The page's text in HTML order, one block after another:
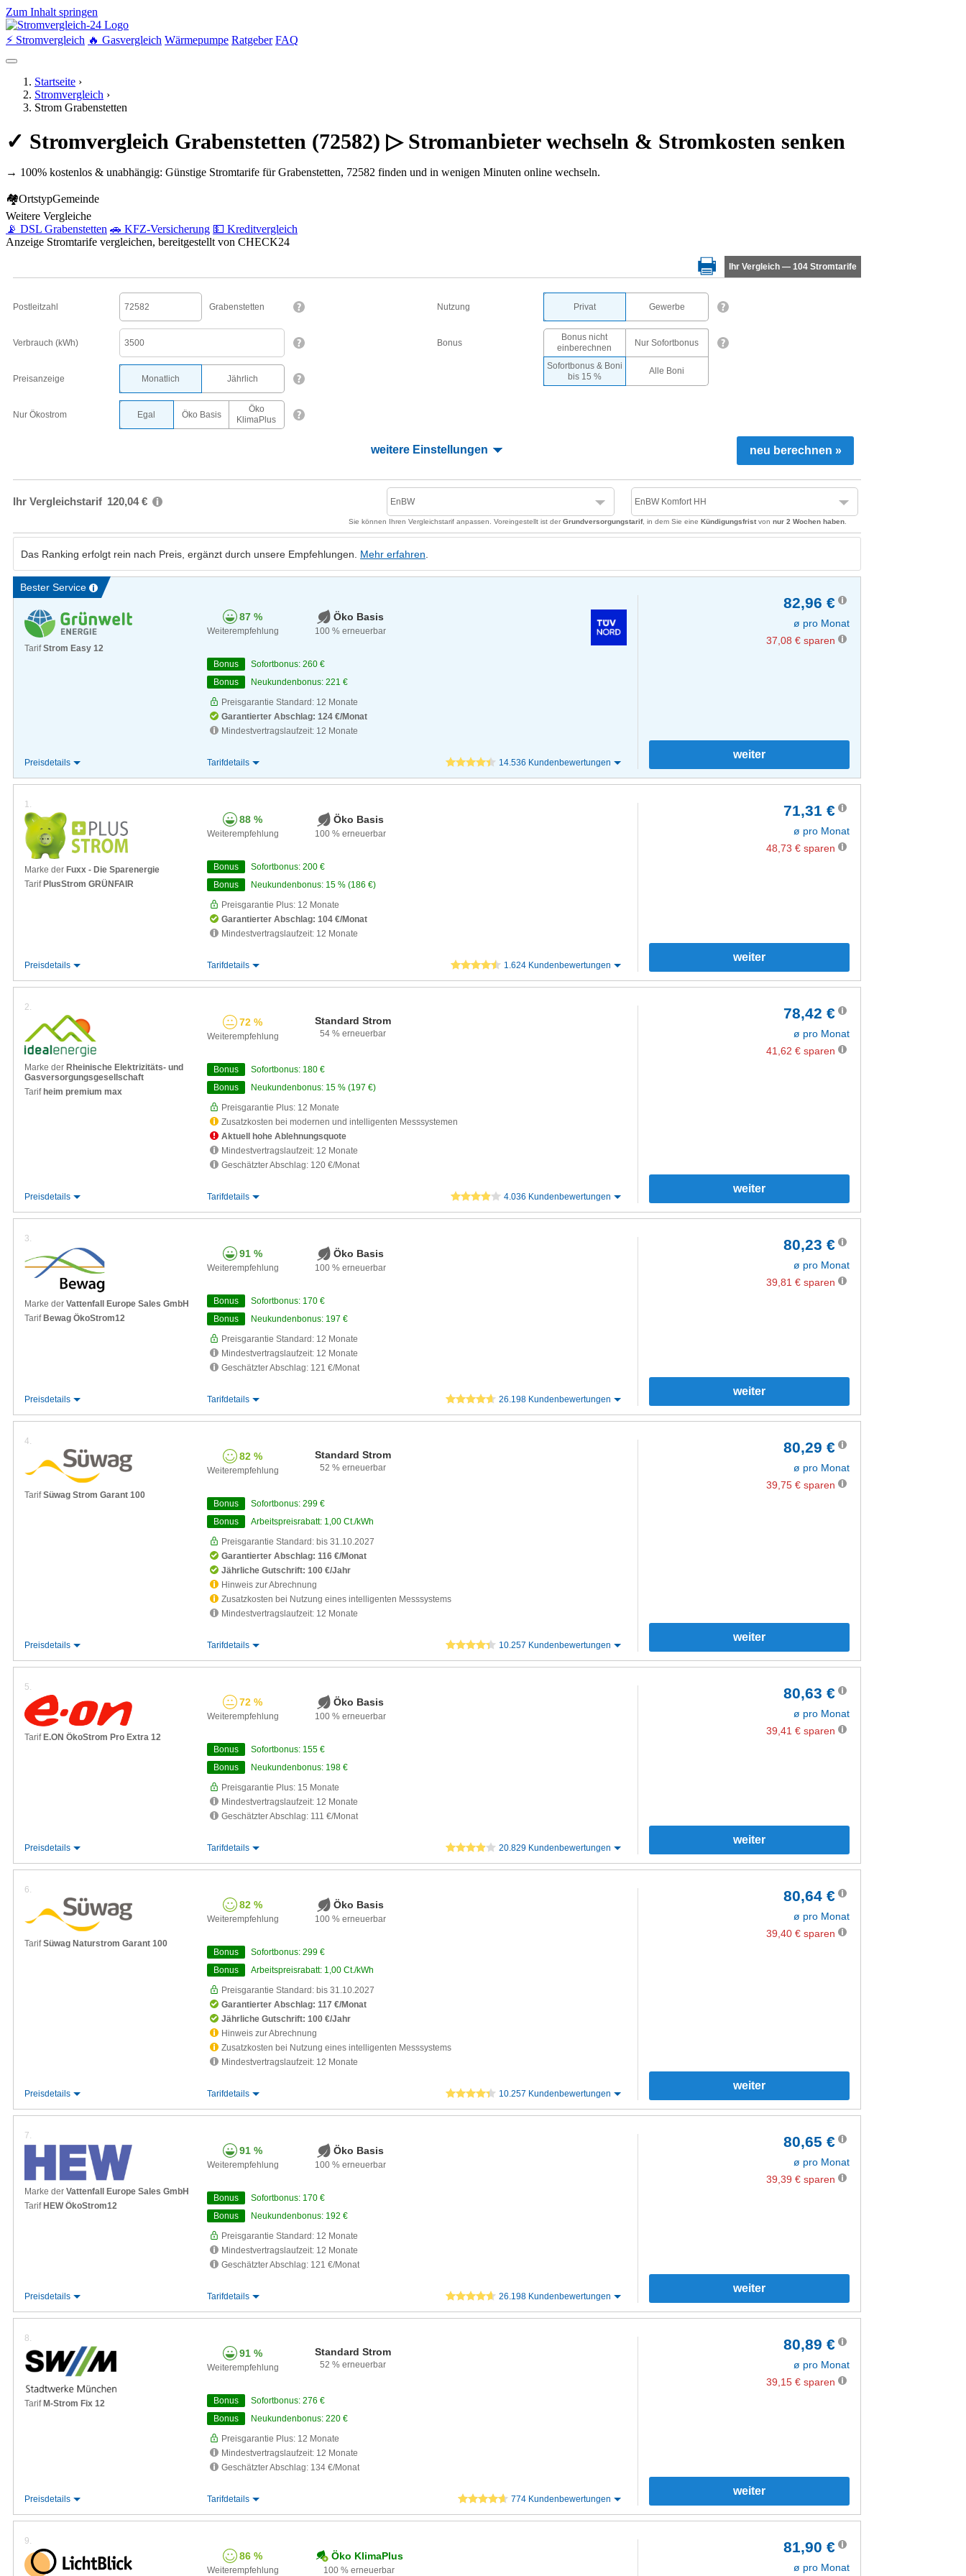
Zum Inhalt springen
⚡ Stromvergleich 🔥 Gasvergleich Wärmepumpe Ratgeber FAQ
Startseite ›
Stromvergleich ›
Strom Grabenstetten
✓ Stromvergleich Grabenstetten (72582) ▷ Stromanbieter wechseln & Stromkosten senken
→ 100% kostenlos & unabhängig: Günstige Stromtarife für Grabenstetten, 72582 finden und in wenigen Minuten online wechseln.
🏘OrtstypGemeinde
Weitere Vergleiche
📡 DSL Grabenstetten 🚗 KFZ-Versicherung 💵 Kreditvergleich
Anzeige Stromtarife vergleichen, bereitgestellt von CHECK24